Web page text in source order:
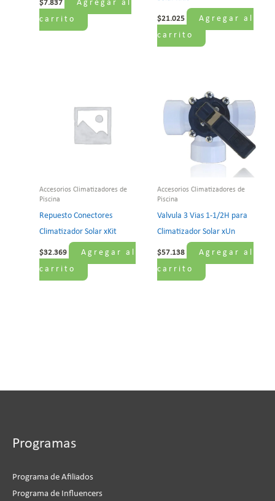
$7.837
Agregar al
carrito
$21.025
Agregar al
carrito
Accesorios Climatizadores de
Piscina
Repuesto Conectores
Climatizador Solar xKit
$32.369
Agregar al
carrito
Accesorios Climatizadores de
Piscina
Valvula 3 Vias 1-1/2H para
Climatizador Solar xUn
$57.138
Agregar al
carrito
Programas
Programa de Afiliados
Programa de Influencers